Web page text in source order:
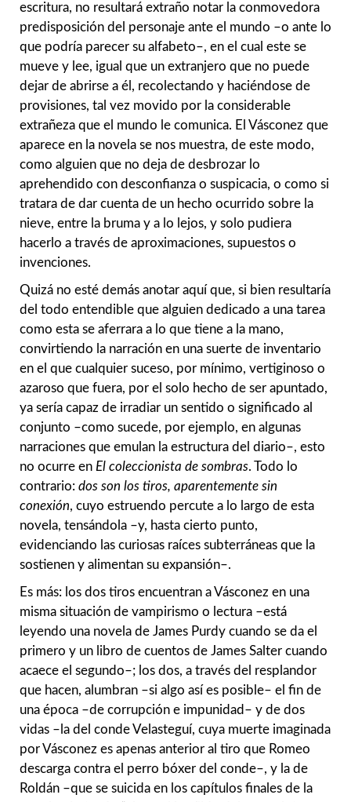
escritura, no resultará extraño notar la conmovedora
predisposición del personaje ante el mundo –o ante lo
que podría parecer su alfabeto–, en el cual este se
mueve y lee, igual que un extranjero que no puede
dejar de abrirse a él, recolectando y haciéndose de
provisiones, tal vez movido por la considerable
extrañeza que el mundo le comunica. El Vásconez que
aparece en la novela se nos muestra, de este modo,
como alguien que no deja de desbrozar lo
aprehendido con desconfianza o suspicacia, o como si
tratara de dar cuenta de un hecho ocurrido sobre la
nieve, entre la bruma y a lo lejos, y solo pudiera
hacerlo a través de aproximaciones, supuestos o
invenciones.
Quizá no esté demás anotar aquí que, si bien resultaría
del todo entendible que alguien dedicado a una tarea
como esta se aferrara a lo que tiene a la mano,
convirtiendo la narración en una suerte de inventario
en el que cualquier suceso, por mínimo, vertiginoso o
azaroso que fuera, por el solo hecho de ser apuntado,
ya sería capaz de irradiar un sentido o significado al
conjunto –como sucede, por ejemplo, en algunas
narraciones que emulan la estructura del diario–, esto
no ocurre en El coleccionista de sombras. Todo lo
contrario: dos son los tiros, aparentemente sin
conexión, cuyo estruendo percute a lo largo de esta
novela, tensándola –y, hasta cierto punto,
evidenciando las curiosas raíces subterráneas que la
sostienen y alimentan su expansión–.
Es más: los dos tiros encuentran a Vásconez en una
misma situación de vampirismo o lectura –está
leyendo una novela de James Purdy cuando se da el
primero y un libro de cuentos de James Salter cuando
acaece el segundo–; los dos, a través del resplandor
que hacen, alumbran –si algo así es posible– el fin de
una época –de corrupción e impunidad– y de dos
vidas –la del conde Velasteguí, cuya muerte imaginada
por Vásconez es apenas anterior al tiro que Romeo
descarga contra el perro bóxer del conde–, y la de
Roldán –que se suicida en los capítulos finales de la